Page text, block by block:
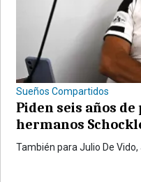
Sueños Compartidos
Piden seis años
hermanos
También para Julio De